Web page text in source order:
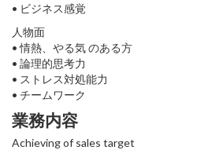
• ビジネス感覚
人物面
• 情熱、やる気 のある方
• 論理的思考力
• ストレス対処能力
• チームワーク
業務内容
Achieving of sales target